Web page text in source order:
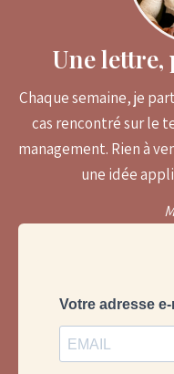
Une lettre,
Chaque semaine, je
cas rencontré sur le
management. Rien à
une idée